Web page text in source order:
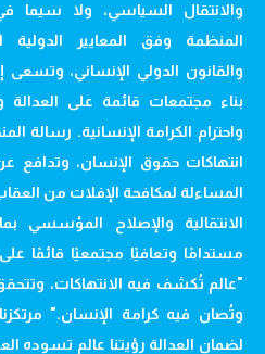
والانتقال السياسي، ولا سيما
المنظمة وفق المعايير الدولية
والقانون الدولي الإنساني،
بناء مجتمعات قائمة على العدالة
واحترام الكرامة الإنسانية. رسالة
انتهاكات حقوق الإنسان، وتدافع عن
المساءلة لمكافحة الإفلات من
الانتقالية والإصلاح المؤسسي
مستدامًا وتعافيًا مجتمعيًا قائمًا
"عالم تُكشف فيه الانتهاكات،
وتُصان فيه كرامة الإنسان."
لضمان العدالة رؤيتنا عالم تسوده